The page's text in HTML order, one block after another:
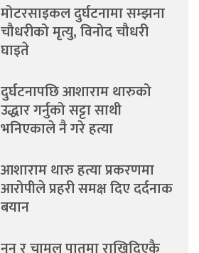
मोटरसाइकल दुर्घटनामा सम्झना
चौधरीको मृत्यु, विनोद चौधरी
घाइते
दुर्घटनापछि आशाराम थारुको
उद्धार गर्नुको सट्टा साथी
भनिएकाले नै गरे हत्या
आशाराम थारु हत्या प्रकरणमा
आरोपीले प्रहरी समक्ष दिए दर्दनाक
बयान